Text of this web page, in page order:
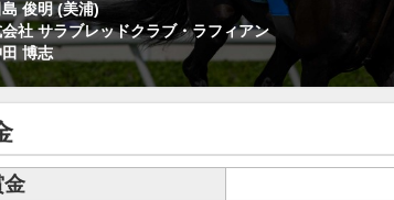
俊明 (美浦)
社 サラブレッドクラブ・ラフィアン
博志
金